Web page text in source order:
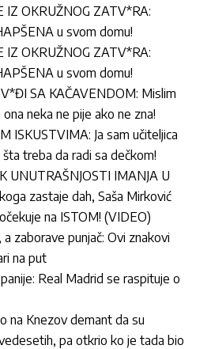
IZ OKRUŽNOG ZATV*RA:
u svom domu!
IZ OKRUŽNOG ZATV*RA:
u svom domu!
SA KAČAVENDOM: Mislim
neka ne pije ako ne zna!
ISKUSTVIMA: Ja sam učiteljica
treba da radi sa dečkom!
UNUTRAŠNJOSTI IMANJA U
zastaje dah, Saša Mirković
na ISTOM! (VIDEO)
zaborave punjač: Ovi znakovi
na put
Real Madrid se raspituje o
na Knezov demant da su
pa otkrio ko je tada bio